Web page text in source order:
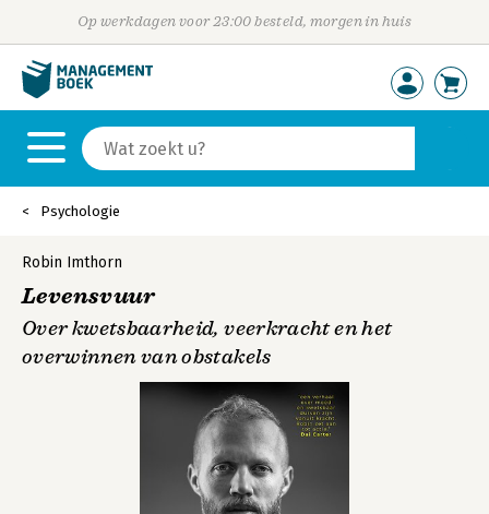
Op werkdagen voor 23:00 besteld, morgen in huis
Psychologie
Robin Imthorn
Levensvuur
Over kwetsbaarheid, veerkracht en het
overwinnen van obstakels